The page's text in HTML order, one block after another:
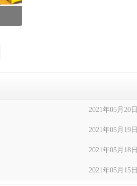
2021年05月20日
2021年05月19日
2021年05月18日
2021年05月15日